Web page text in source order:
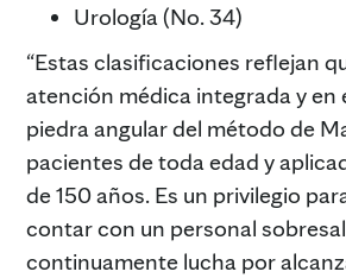
Urología (No. 34)
“Estas clasificaciones reflejan
atención médica integrada y en
piedra angular del método de
pacientes de toda edad y
de 150 años. Es un privilegio
contar con un personal
continuamente lucha por